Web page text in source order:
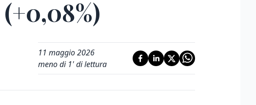
11 maggio 2026
meno di 1' di lettura